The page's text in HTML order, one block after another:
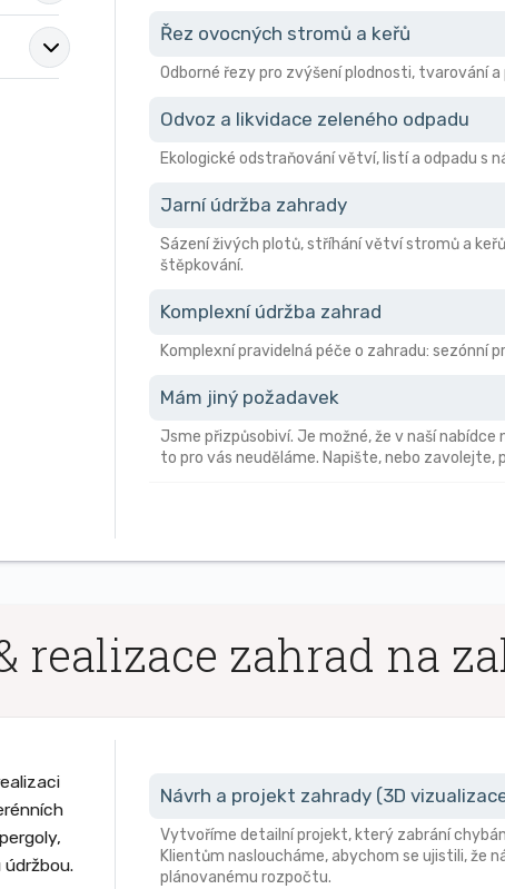
Řez ovocných stromů a keřů
Odborné řezy pro zvýšení plodnosti, tvarování
Odvoz a likvidace zeleného odpadu
Ekologické odstraňování větví, listí a odpadu s
Jarní údržba zahrady
Sázení živých plotů, stříhání větví stromů a
štěpkování.
Komplexní údržba zahrad
Komplexní pravidelná péče o zahradu: sezónní
Mám jiný požadavek
Jsme přizpůsobiví. Je možné, že v naší
to pro vás neuděláme. Napište, nebo zavolejte,
realizace zahrad na
Návrh a projekt zahrady (3D
Vytvoříme detailní projekt, který zabrání
Klientům nasloucháme, abychom se ujistili, že
plánovanému rozpočtu.